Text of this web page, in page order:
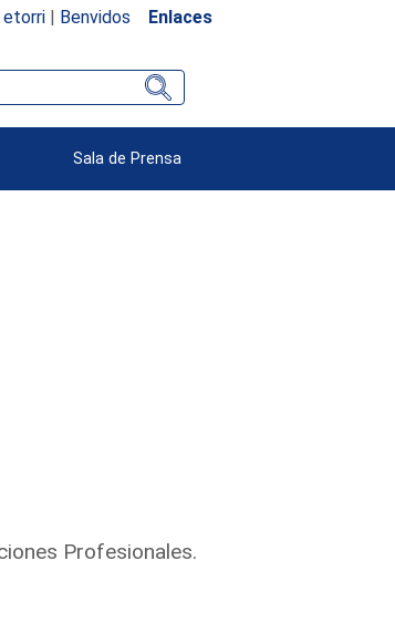
etorri| Benvidos Enlaces
Sala de Prensa
Profesionales.